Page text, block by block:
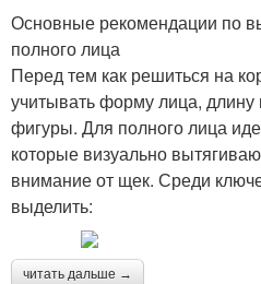
Основные рекомендации по
полного лица
Перед тем как решиться на
учитывать форму лица, длину
фигуры. Для полного лица
которые визуально
внимание от щек. Среди
выделить:
читать дальше →